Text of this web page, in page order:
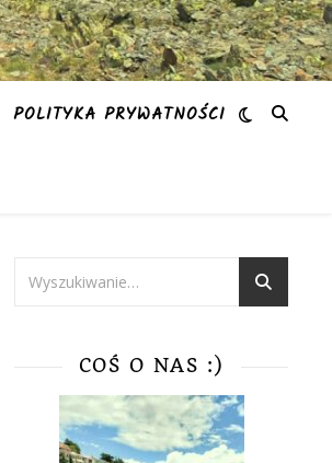
POLITYKA PRYWATNOŚCI
COŚ O NAS :)